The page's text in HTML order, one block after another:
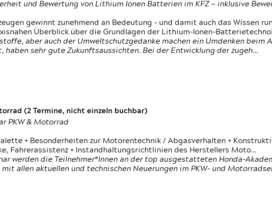
und Bewertung von Lithium Ionen Batterien im KFZ — inklusive
gewinnt zunehmend an Bedeutung – und damit auch das Wissen
Überblick über die Grundlagen der Lithium-Ionen-
aber auch der Umweltschutzgedanke machen ein Umdenken
haben sehr gute Zukunftsaussichten. Bei der Entwicklung der zugeh…
(2 Termine, nicht einzeln buchbar)
PKW & Motorrad
+ Besonderheiten zur Motorentechnik / Abgasverhalten +
Fahrerassistenz + Instandhaltungsrichtlinien des Herstellers Moto…
werden die Teilnehmer*Innen an der top ausgestatteten Honda-
allen aktuellen und technischen Neuerungen im PKW- und